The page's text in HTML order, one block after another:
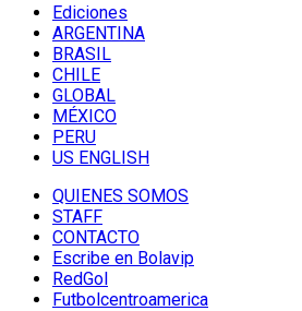
Ediciones
ARGENTINA
BRASIL
CHILE
GLOBAL
MÉXICO
PERU
US ENGLISH
QUIENES SOMOS
STAFF
CONTACTO
Escribe en Bolavip
RedGol
Futbolcentroamerica